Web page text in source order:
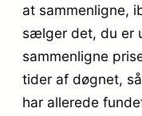
at sammenligne,
sælger det, du er
sammenligne
tider af døgnet,
har allerede